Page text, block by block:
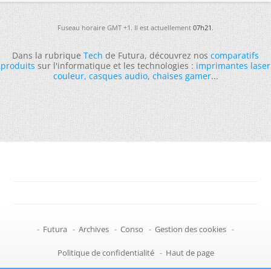
Fuseau horaire GMT +1. Il est actuellement07h21.
Dans la rubriqueTechde Futura, découvrez noscomparatifs
produitssur l'informatique et les technologies :imprimantes laser
couleur,casques audio,chaises gamer...
- Futura - Archives - Conso - Gestion des cookies -
Politique de confidentialité - Haut de page